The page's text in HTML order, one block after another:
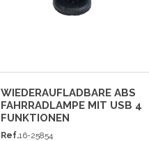
WIEDERAUFLADBARE ABS
FAHRRADLAMPE MIT USB 4
FUNKTIONEN
Ref.16-25854